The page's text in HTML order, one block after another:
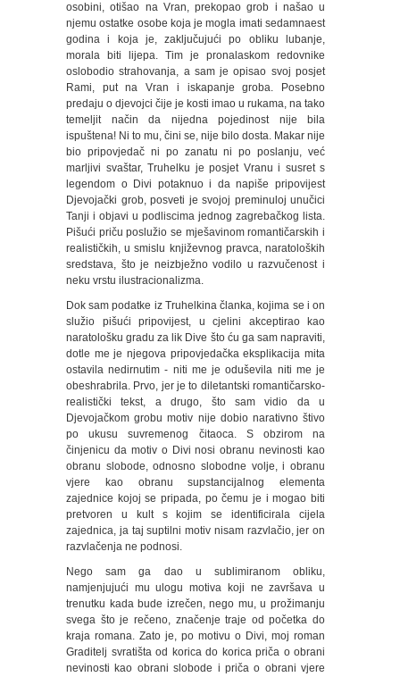
osobini, otišao na Vran, prekopao grob i našao u
njemu ostatke osobe koja je mogla imati sedamnaest
godina i koja je, zaključujući po obliku lubanje,
morala biti lijepa. Tim je pronalaskom redovnike
oslobodio strahovanja, a sam je opisao svoj posjet
Rami, put na Vran i iskapanje groba. Posebno
predaju o djevojci čije je kosti imao u rukama, na tako
temeljit način da nijedna pojedinost nije bila
ispuštena! Ni to mu, čini se, nije bilo dosta. Makar nije
bio pripovjedač ni po zanatu ni po poslanju, već
marljivi svaštar, Truhelku je posjet Vranu i susret s
legendom o Divi potaknuo i da napiše pripovijest
Djevojački grob, posveti je svojoj preminuloj unučici
Tanji i objavi u podliscima jednog zagrebačkog lista.
Pišući priču poslužio se mješavinom romantičarskih i
realističkih, u smislu književnog pravca, naratoloških
sredstava, što je neizbježno vodilo u razvučenost i
neku vrstu ilustracionalizma.
Dok sam podatke iz Truhelkina članka, kojima se i on
služio pišući pripovijest, u cjelini akceptirao kao
naratološku gradu za lik Dive što ću ga sam napraviti,
dotle me je njegova pripovjedačka eksplikacija mita
ostavila nedirnutim - niti me je oduševila niti me je
obeshrabrila. Prvo, jer je to diletantski romantičarsko-
realistički tekst, a drugo, što sam vidio da u
Djevojačkom grobu motiv nije dobio narativno štivo
po ukusu suvremenog čitaoca. S obzirom na
činjenicu da motiv o Divi nosi obranu nevinosti kao
obranu slobode, odnosno slobodne volje, i obranu
vjere kao obranu supstancijalnog elementa
zajednice kojoj se pripada, po čemu je i mogao biti
pretvoren u kult s kojim se identificirala cijela
zajednica, ja taj suptilni motiv nisam razvlačio, jer on
razvlačenja ne podnosi.
Nego sam ga dao u sublimiranom obliku,
namjenjujući mu ulogu motiva koji ne završava u
trenutku kada bude izrečen, nego mu, u prožimanju
svega što je rečeno, značenje traje od početka do
kraja romana. Zato je, po motivu o Divi, moj roman
Graditelj svratišta od korica do korica priča o obrani
nevinosti kao obrani slobode i priča o obrani vjere